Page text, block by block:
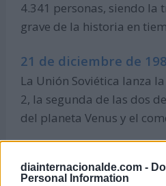
diainternacionalde.com -
Personal Information
4.341 personas, siendo la
grave de la historia en
21 de diciembre de
La Unión Soviética lanza
2, la segunda de las dos
del planeta Venus y el
Despega en Cabo